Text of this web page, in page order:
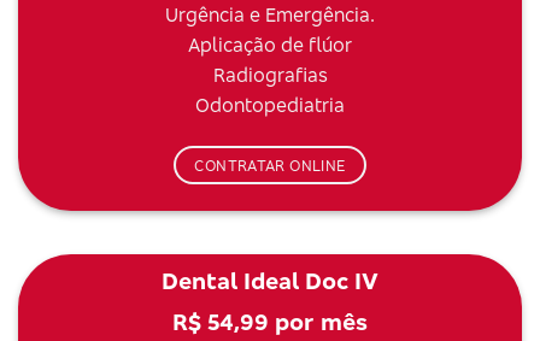
Urgência e Emergência.
Aplicação de flúor
Radiografias
Odontopediatria
CONTRATAR ONLINE
Dental Ideal Doc IV
R$ 54,99 por mês